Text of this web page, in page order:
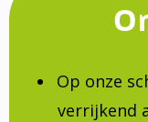
Op onze
verrijkend